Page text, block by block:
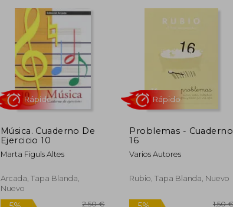
5%
dcto.
5%
Música. Cuaderno De
Ejercicio 10
Marta Figuls Altes
Arcada, Tapa Blanda,
Nuevo
Problemas - Cuaderno
16
Varios Autores
Rubio, Tapa Blanda, Nuevo